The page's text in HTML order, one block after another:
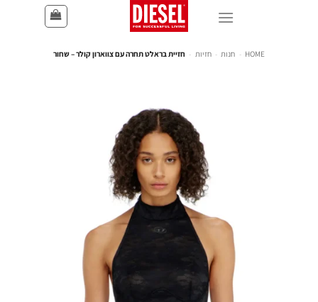
HOME
- חנות - חזיות - חזיית בראלט תחרה עם צווארון קולר – שחור